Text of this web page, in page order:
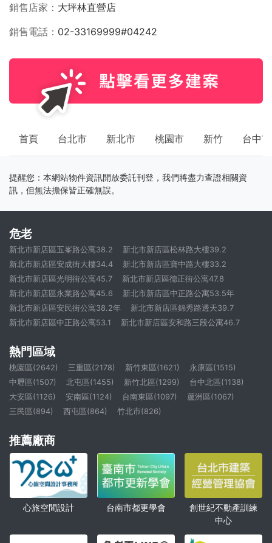
銷售店家
大坪林直營店
銷售電話
02-33169999#04242
首頁 台北市 新北市 桃園市 新竹 台中市
提醒您：本網站物件資訊開放委託刊登，我們將盡力查證相關資
訊，但無法擔保皆正確無誤。
危老
新北市新店區五峯路公寓38.2
新北市新店區松林路大樓39.2
新北市新店區安成街大樓34.4
新北市新店區寶中路大樓33.2
新北市新店區光明街公寓45.7
新北市新店區德正街公寓47.8
新北市新店區永業路公寓45.6
新北市新店區中正路公寓53.5年
新北市新店區安民街公寓38.2年
新北市新店區錦秀路透天39.7
新北市新店區中正路公寓53.1
新北市新店區安和路三段公寓46.7
熱門區域
桃園區(2642) 三重區(2178) 新竹東區(1621)
永康區(1515)
中壢區(1507)
北屯區(1455) 新竹北區(1299)
台中北區(1138)
大安區(1126)
安南區(1124) 台南東區(1097)
蘆洲區(1067)
三民區(894)
西屯區(864) 竹北市(826)
推薦廠商
心旅空間設計 台南市都更學會
創世紀不動產訓練
中心